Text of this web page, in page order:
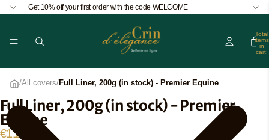
Get 10% off your first order with the code WELCOME
Total
items
in
cart:
/All covers/Full Liner, 200g (in stock) - Premier Equine
Open
image
in
Full Liner, 200g (in stock) - Premier
Equine
€118,95